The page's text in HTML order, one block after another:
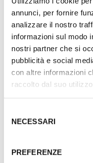
annunci, per fornire
analizzare il nostro
informazioni sul modo
nostri partner che si
pubblicità e social
con altre informazioni
raccolto dal suo
delNECESSARI
PREFERENZE
24
42
A + B 96
BOARDROOM